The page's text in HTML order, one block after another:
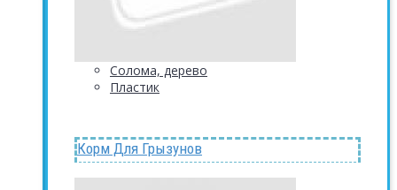
Солома, дерево
Пластик
Корм Для Грызунов